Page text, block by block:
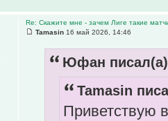
Re: Скажите мне - зачем Лиге такие
Tamasin 16 май 2026, 14:46
Юфан
Tamasin
Приветствую